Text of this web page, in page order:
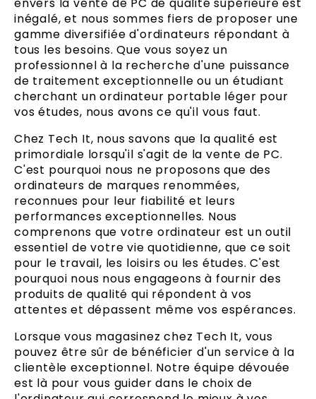
inégalé, et nous sommes fiers de proposer une
gamme diversifiée d'ordinateurs répondant à
tous les besoins. Que vous soyez un
professionnel à la recherche d'une puissance
de traitement exceptionnelle ou un étudiant
cherchant un ordinateur portable léger pour
vos études, nous avons ce qu'il vous faut.
Chez Tech It, nous savons que la qualité est
primordiale lorsqu'il s'agit de la vente de PC.
C'est pourquoi nous ne proposons que des
ordinateurs de marques renommées,
reconnues pour leur fiabilité et leurs
performances exceptionnelles. Nous
comprenons que votre ordinateur est un outil
essentiel de votre vie quotidienne, que ce soit
pour le travail, les loisirs ou les études. C'est
pourquoi nous nous engageons à fournir des
produits de qualité qui répondent à vos
attentes et dépassent même vos espérances.
Lorsque vous magasinez chez Tech It, vous
pouvez être sûr de bénéficier d'un service à la
clientèle exceptionnel. Notre équipe dévouée
est là pour vous guider dans le choix de